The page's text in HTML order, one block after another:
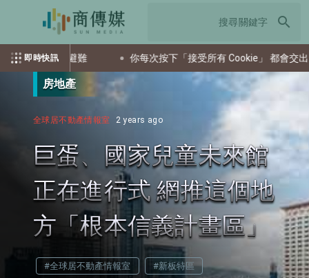
search
即時快訊
民眾避難 你每次按下「接受所有 Cookie」 都會交出多少個資
房地產
全球居不動產情報室 2 years ago
巨蛋、國家兒童未來館
正在進行式 網推這個地
方「根本信義計畫區」
#全球居不動產情報室 #新板特區